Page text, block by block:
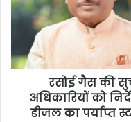
रसोई गैस की
अधिकारियों को
डीजल का पर्याप्त